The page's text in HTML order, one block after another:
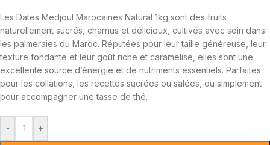
Les Dates Medjoul Marocaines Natural 1kg sont des fruits
naturellement sucrés, charnus et délicieux, cultivés avec soin dans
les palmeraies du Maroc. Réputées pour leur taille généreuse, leur
texture fondante et leur goût riche et caramelisé, elles sont une
excellente source d’énergie et de nutriments essentiels. Parfaites
pour les collations, les recettes sucrées ou salées, ou simplement
pour accompagner une tasse de thé.
- +